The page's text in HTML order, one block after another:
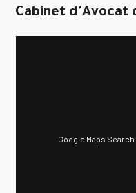
Cabinet d'Avocat
Google Maps